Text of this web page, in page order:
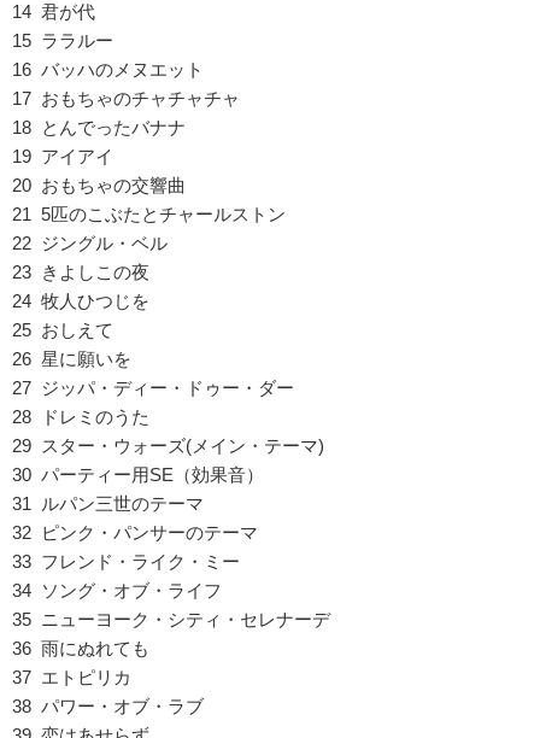
14 君が代
15 ララルー
16 バッハのメヌエット
17 おもちゃのチャチャチャ
18 とんでったバナナ
19 アイアイ
20 おもちゃの交響曲
21 5匹のこぶたとチャールストン
22 ジングル・ベル
23 きよしこの夜
24 牧人ひつじを
25 おしえて
26 星に願いを
27 ジッパ・ディー・ドゥー・ダー
28 ドレミのうた
29 スター・ウォーズ(メイン・テーマ)
30 パーティー用SE（効果音）
31 ルパン三世のテーマ
32 ピンク・パンサーのテーマ
33 フレンド・ライク・ミー
34 ソング・オブ・ライフ
35 ニューヨーク・シティ・セレナーデ
36 雨にぬれても
37 エトピリカ
38 パワー・オブ・ラブ